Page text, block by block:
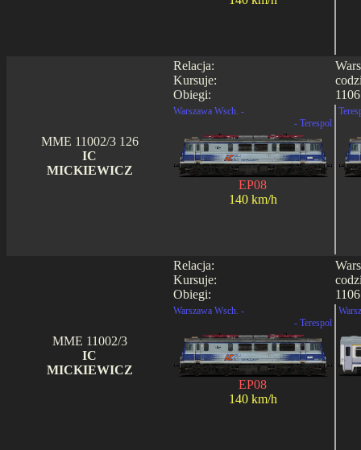
Relacja:
Kursuje:
Obiegi:
MME 11002/3 126
IC
MICKIEWICZ
Warszawa Wsch. -
- Terespol
EP08
140 km/h
Relacja:
Kursuje:
Obiegi:
MME 11002/3
IC
MICKIEWICZ
Warszawa Wsch. -
- Terespol
EP08
140 km/h